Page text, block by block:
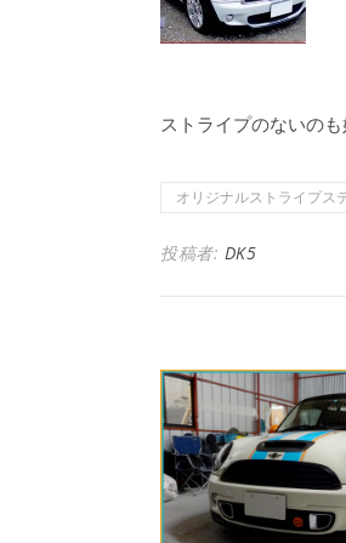
ストライプのないの
オリジナルストライプス
投稿者: DK5